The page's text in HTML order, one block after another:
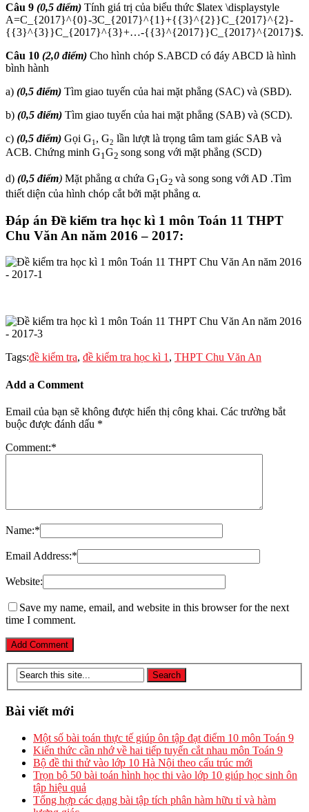
Câu 9 (0,5 điểm) Tính giá trị của biểu thức $latex \displaystyle
A=C_{2017}^{0}-3C_{2017}^{1}+{{3}^{2}}C_{2017}^{2}-
{{3}^{3}}C_{2017}^{3}+…-{{3}^{2017}}C_{2017}^{2017}$.
Câu 10 (2,0 điểm) Cho hình chóp S.ABCD có đáy ABCD là hình
bình hành
a) (0,5 điểm) Tìm giao tuyến của hai mặt phẳng (SAC) và (SBD).
b) (0,5 điểm) Tìm giao tuyến của hai mặt phẳng (SAB) và (SCD).
c) (0,5 điểm) Gọi G1 , G2 lần lượt là trọng tâm tam giác SAB và
ACB. Chứng minh G1 G2 song song với mặt phẳng (SCD)
d) (0,5 điểm) Mặt phẳng α chứa G1 G2 và song song với AD .Tìm
thiết diện của hình chóp cắt bởi mặt phẳng α.
Đáp án Đề kiểm tra học kì 1 môn Toán 11 THPT
Chu Văn An năm 2016 – 2017:
Tags:đề kiểm tra, đề kiểm tra học kì 1 , THPT Chu Văn An
Add a Comment
Email của bạn sẽ không được hiển thị công khai. Các trường bắt
buộc được đánh dấu *
Comment:*
Name:*
Email Address:*
Website:
Save my name, email, and website in this browser for the next
time I comment.
Bài viết mới
Một số bài toán thực tế giúp ôn tập đạt điểm 10 môn Toán 9
Kiến thức cần nhớ về hai tiếp tuyến cắt nhau môn Toán 9
Bộ đề thi thử vào lớp 10 Hà Nội theo cấu trúc mới
Trọn bộ 50 bài toán hình học thi vào lớp 10 giúp học sinh ôn
tập hiệu quả
Tổng hợp các dạng bài tập tích phân hàm hữu tỉ và hàm